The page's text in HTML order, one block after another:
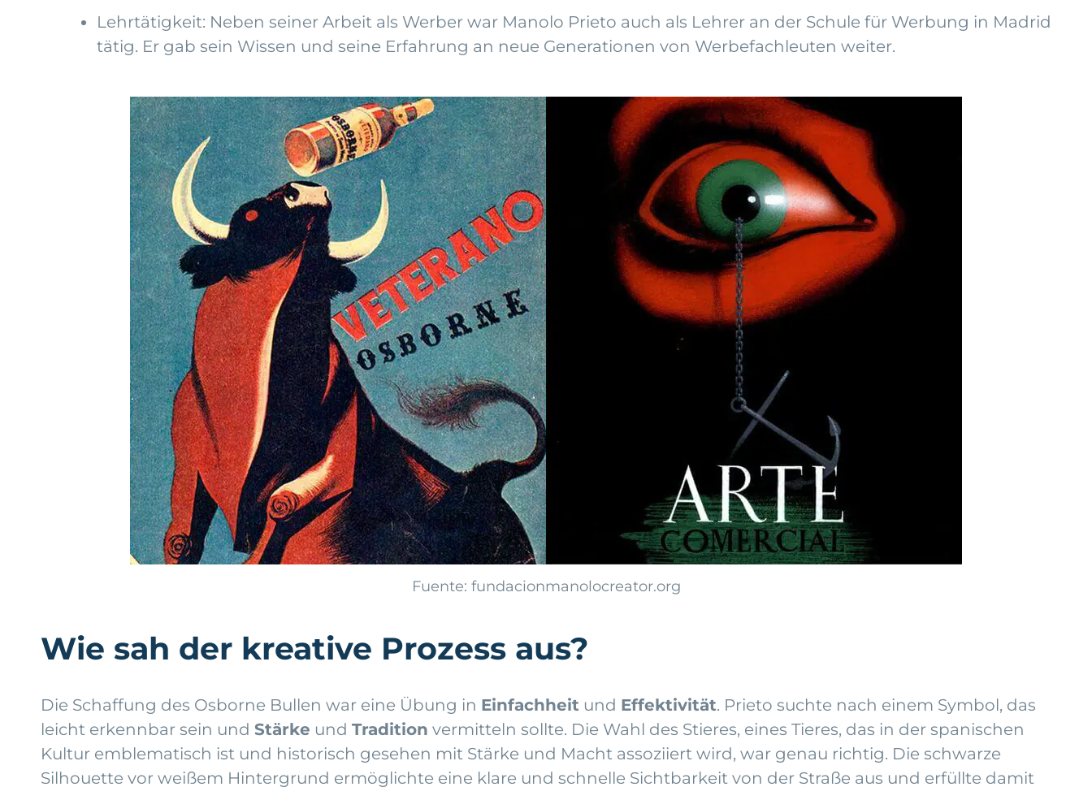
Lehrtätigkeit: Neben seiner Arbeit als Werber war Manolo Prieto auch als Lehrer an der Schule für Werbung in Madrid
tätig. Er gab sein Wissen und seine Erfahrung an neue Generationen von Werbefachleuten weiter.
Fuente: fundacionmanolocreator.org
Wie sah der kreative Prozess aus?
Die Schaffung des Osborne Bullen war eine Übung in Einfachheit und Effektivität. Prieto suchte nach einem Symbol, das
leicht erkennbar sein und Stärke und Tradition vermitteln sollte. Die Wahl des Stieres, eines Tieres, das in der spanischen
Kultur emblematisch ist und historisch gesehen mit Stärke und Macht assoziiert wird, war genau richtig. Die schwarze
Silhouette vor weißem Hintergrund ermöglichte eine klare und schnelle Sichtbarkeit von der Straße aus und erfüllte damit